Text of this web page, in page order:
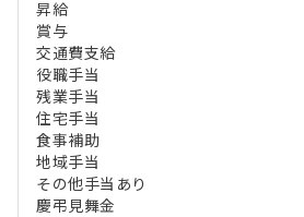
昇給
賞与
交通費支給
役職手当
残業手当
住宅手当
食事補助
地域手当
その他手当あり
慶弔見舞金